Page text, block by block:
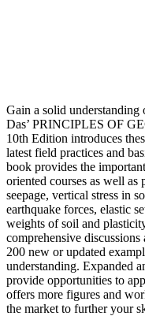
Gain a solid understanding
Das’ PRINCIPLES OF
10th Edition introduces
latest field practices and
book provides the
oriented courses as well as
seepage, vertical stress in
earthquake forces, elastic
weights of soil and
comprehensive
200 new or updated
understanding. Expanded
provide opportunities to
offers more figures and
the market to further your